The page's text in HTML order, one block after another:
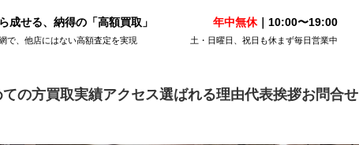
成せる、納得の「高額買取」
で、他店にはない高額査定を実現
年中無休｜10:00〜19:00
土・日曜日、祝日も休まず毎日営業中
の方買取実績アクセス選ばれる理由代表挨拶お問合せ